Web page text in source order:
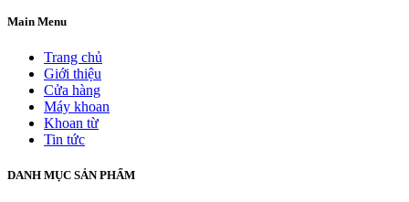
Main Menu
Trang chủ
Giới thiệu
Cửa hàng
Máy khoan
Khoan từ
Tin tức
DANH MỤC SẢN PHẨM